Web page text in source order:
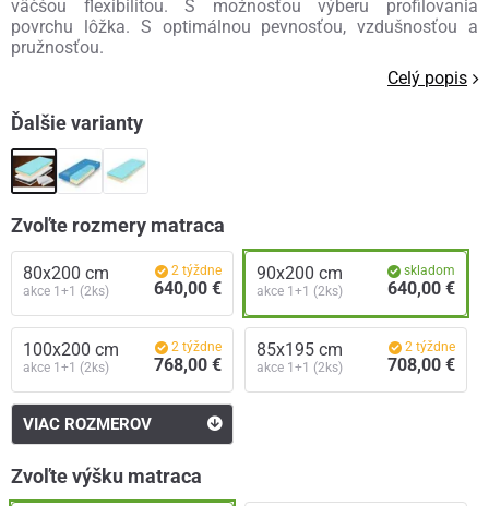
väčšou flexibilitou. S možnosťou výberu profilovania
povrchu lôžka. S optimálnou pevnosťou, vzdušnosťou a
pružnosťou.
Celý popis
Ďalšie varianty
Zvoľte rozmery matraca
80x200 cm
akce 1+1 (2ks)
2 týždne
640,00 €
90x200 cm
akce 1+1 (2ks)
skladom
640,00 €
100x200 cm
akce 1+1 (2ks)
2 týždne
768,00 €
85x195 cm
akce 1+1 (2ks)
2 týždne
708,00 €
VIAC ROZMEROV
Zvoľte výšku matraca